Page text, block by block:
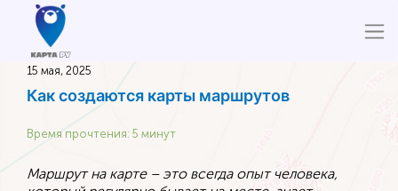
15 мая, 2025
Как создаются карты маршрутов
Время прочтения: 5 минут
Маршрут на карте – это всегда опыт человека,